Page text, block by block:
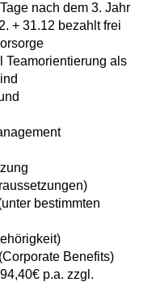
nach dem 3. Jahr
+ 31.12 bezahlt frei
Teamorientierung als
bestimmten
Benefits)
p.a. zzgl.